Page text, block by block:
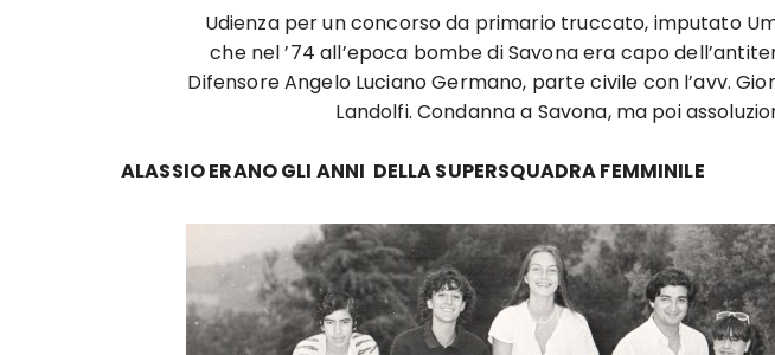
Udienza per un concorso da primario truccato, imputato
che nel ’74 all’epoca bombe di Savona era capo
Difensore Angelo Luciano Germano, parte civile con l’avv.
Landolfi. Condanna a Savona, ma poi
ALASSIO ERANO GLI ANNI DELLA SUPERSQUADRA FEMMINILE